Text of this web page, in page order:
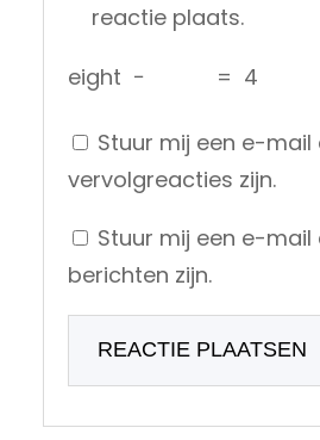
reactie plaats.
eight − = 4
Stuur mij een e-mail
vervolgreacties zijn.
Stuur mij een e-mail
berichten zijn.